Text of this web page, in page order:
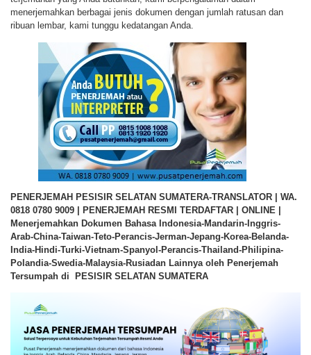
menerjemahkan berbagai jenis dokumen dengan jumlah ratusan dan
ribuan lembar, kami tunggu kedatangan Anda.
PENERJEMAH PESISIR SELATAN SUMATERA-TRANSLATOR | WA.
0818 0780 9009 | PENERJEMAH RESMI TERDAFTAR | ONLINE |
Menerjemahkan Dokumen Bahasa Indonesia-Mandarin-Inggris-
Arab-China-Taiwan-Teto-Perancis-Jerman-Jepang-Korea-Belanda-
India-Hindi-Turki-Vietnam-Spanyol-Perancis-Thailand-Philipina-
Polandia-Swedia-Malaysia-Rusiadan Lainnya oleh Penerjemah
Tersumpah di PESISIR SELATAN SUMATERA